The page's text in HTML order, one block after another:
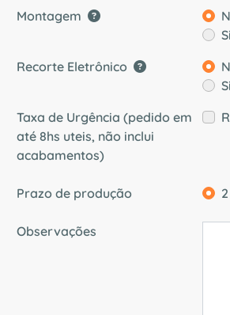
Montagem
Recorte Eletrônico
Taxa de Urgência (pedido em
até 8hs uteis, não inclui
acabamentos)
Prazo de produção
Observações